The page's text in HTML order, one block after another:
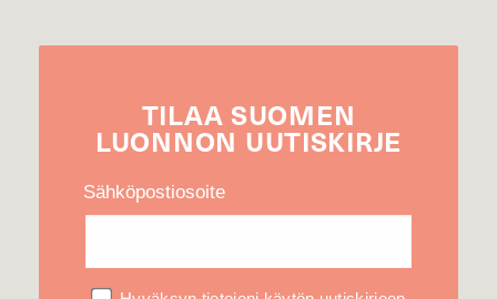
TILAA SUOMEN
LUONNON UUTIS­KIRJE
Sähköpostiosoite